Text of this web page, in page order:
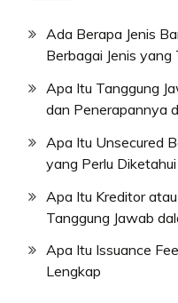
Ada Berapa Jenis
Berbagai Jenis yang
Apa Itu Tanggung
dan Penerapannya
Apa Itu Unsecured
yang Perlu Diketahui
Apa Itu Kreditor
Tanggung Jawab
Apa Itu Issuance
Lengkap